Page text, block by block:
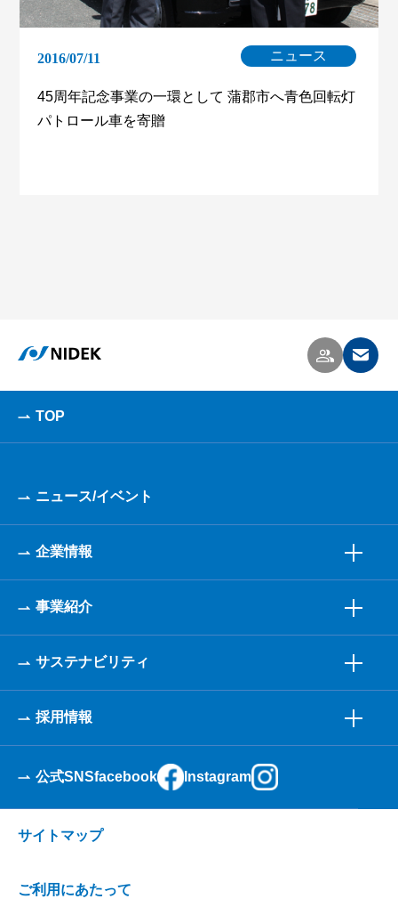
2016/07/11 ニュース
45周年記念事業の一環として 蒲郡市へ青色回転灯
パトロール車を寄贈
TOP
ニュース/イベント
企業情報
事業紹介
サステナビリティ
採用情報
公式SNSfacebook Instagram
サイトマップ
ご利用にあたって